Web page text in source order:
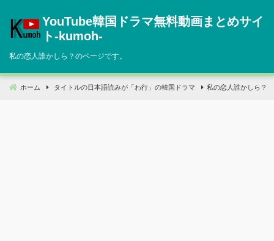
へ
動
YouTube韓国ドラマ無料動画まとめサイ
ト‐kumoh‐
私の恋人誰かしら？のページです。
ホーム タイトルの日本語読みが「わ行」の韓国ドラマ 私の恋人誰かしら？